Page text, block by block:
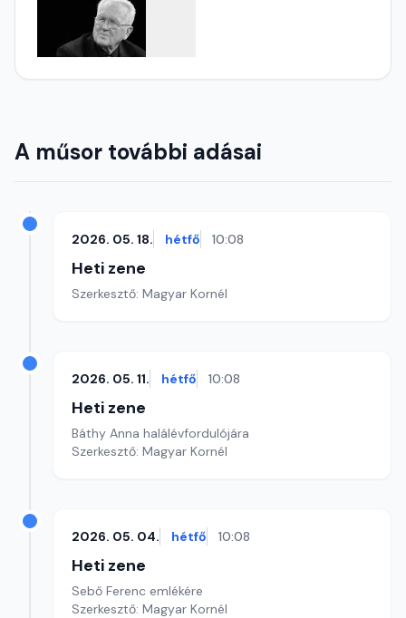
A műsor további adásai
2026. 05. 18. hétfő 10:08
Heti zene
Szerkesztő: Magyar Kornél
2026. 05. 11. hétfő 10:08
Heti zene
Báthy Anna halálévfordulójára
Szerkesztő: Magyar Kornél
2026. 05. 04. hétfő 10:08
Heti zene
Sebő Ferenc emlékére
Szerkesztő: Magyar Kornél